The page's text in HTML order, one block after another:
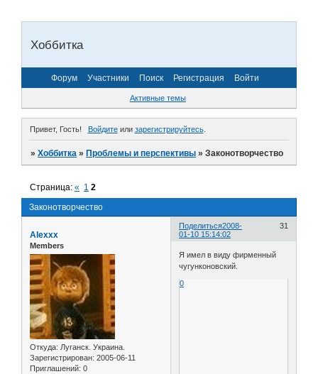
Хоббитка
Форум Участники Поиск Регистрация Войти
Активные темы
Привет, Гость! Войдитеили зарегистрируйтесь.
»Хоббитка »Проблемы и перспективы »Законотворчество
Законотворчество
Страница:« 1 2
Поделиться 31
2008-
01-10 15:14:02
Alexxx
Members
Откуда: Луганск. Украина.
Зарегистрирован: 2005-06-11
Приглашений: 0
Я имел в виду фирменный
чугунконовский.
0